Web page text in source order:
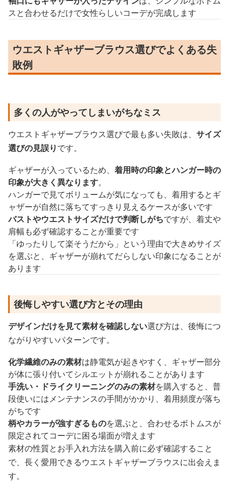
スと合わせるだけで女性らしいコーデが完成します
ウエストギャザーブラウス選びでよくある失
敗例
多くの人がやってしまいがちなミス
ウエストギャザーブラウス選びで最も多い失敗は、 サイズ
選びの見誤りです。
ギャザーが入っているため、 着用時の印象とハンガー時の
印象が大きく異なります。
ハンガーで見てボリュームが気になっても、着用するとギ
ャザーが自然に落ちてすっきり見えるケースが多いです
バストやウエストサイズだけで判断しがちですが、着丈や
肩幅も必ず確認することが重要です
「ゆったりして楽そうだから」という理由で大きめサイズ
を選ぶと、ギャザーが崩れてだらしない印象になることが
あります
後悔しやすい選び方とその理由
デザインだけを見て素材を確認しない選び方は、後悔につ
ながりやすいパターンです。
化学繊維のみの素材は静電気が起きやすく、ギャザー部分
が体に張り付いてシルエットが崩れることがあります
手洗い・ドライクリーニングのみの素材を購入すると、普
段使いにはメンテナンスの手間がかかり、着用頻度が落ち
がちです
柄やカラーが強すぎるものを選ぶと、合わせるボトムスが
限定されてコーデに困る場面が増えます
素材の性質とお手入れ方法を購入前に必ず確認すること
で、長く愛用できるウエストギャザーブラウスに出会えま
す。